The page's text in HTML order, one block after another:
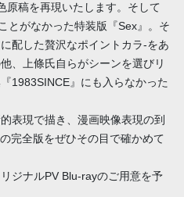
原稿を再現いたします。そして
とがなかった特装版『Sex』。そ
配した贅沢なポイントカラ-をあ
、上條氏自らがシーンを選びリ
1983SINCE』にも入らなかった
表現で描き、漫画映像表現の到
完全版をぜひその目で確かめて
ジナルPV Blu-rayのご用意を予